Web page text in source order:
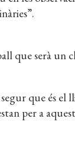
que serà un
que és el
per a